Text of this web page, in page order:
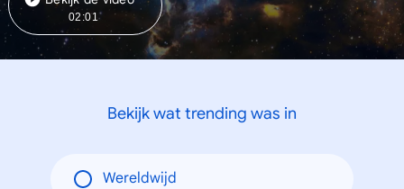
02:01
Bekijk wat trending was in
Wereldwijd